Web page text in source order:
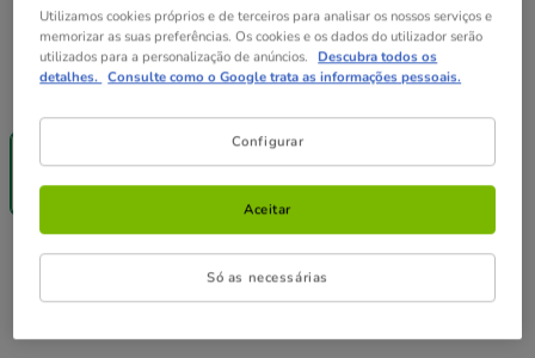
Tamanho:M Guia de tamanhos
16.99€
L
-40% na 2ª
un.
Preço 16.99€
16.99€
Utilizamos cookies próprios e de terceiros para analisar os nossos serviços e
memorizar as suas preferências. Os cookies e os dados do utilizador serão
utilizados para a personalização de anúncios. Descubra todos os
detalhes. Consulte como o Google trata as informações pessoais.
Configurar
Só as necessárias
Aceitar